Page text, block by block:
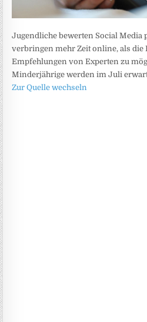
Jugendliche bewerten Social Media
verbringen mehr Zeit online, als die
Empfehlungen von Experten zu
Minderjährige werden im Juli
Zur Quelle wechseln